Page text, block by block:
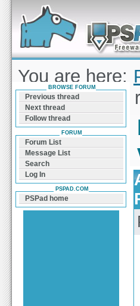
Forum can help you solve problems
find a solution with PSPad for
Windows
You are here:
format zapisu
BROWSE FORUM
Previous thread
Next thread
Follow thread
FORUM
Forum List
Message List
Search
Log In
PSPAD.COM
PSPad home